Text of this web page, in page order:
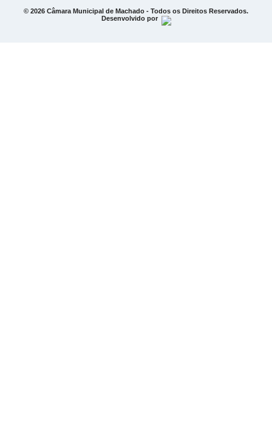
© 2026 Câmara Municipal de Machado - Todos os Direitos Reservados.
Desenvolvido por